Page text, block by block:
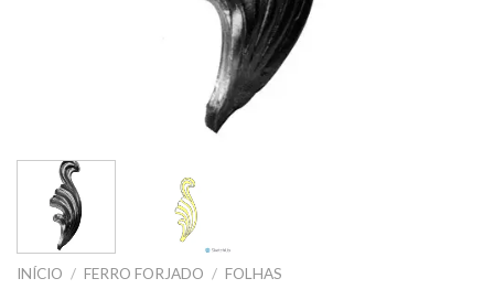
INÍCIO / FERRO FORJADO / FOLHAS